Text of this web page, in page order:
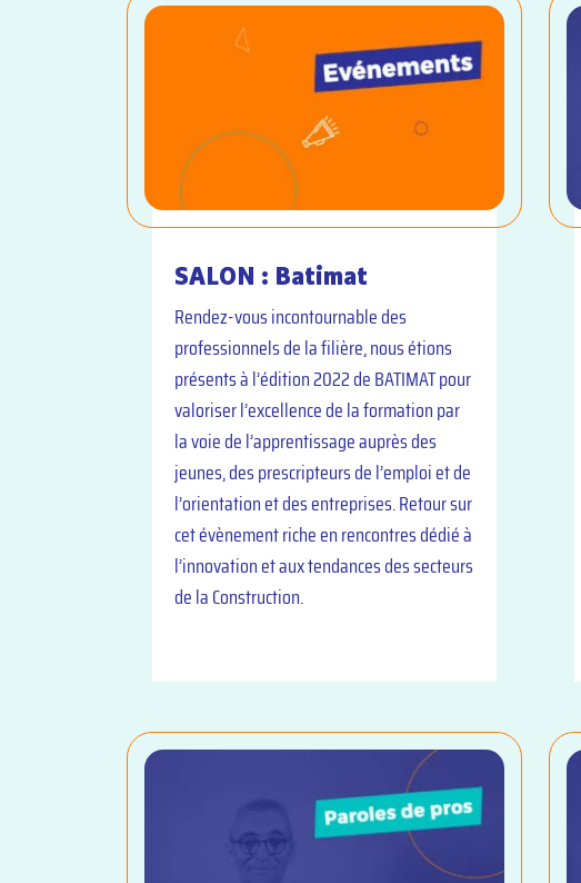
SALON : Batimat
Rendez-vous incontournable des
professionnels de la filière, nous étions
présents à l’édition 2022 de BATIMAT pour
valoriser l’excellence de la formation par
la voie de l’apprentissage auprès des
jeunes, des prescripteurs de l’emploi et de
l’orientation et des entreprises. Retour sur
cet évènement riche en rencontres dédié à
l’innovation et aux tendances des secteurs
de la Construction.